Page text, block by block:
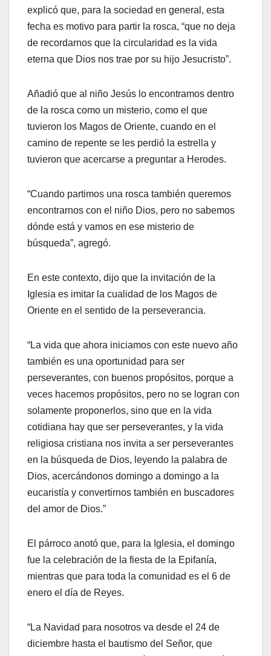
explicó que, para la sociedad en general, esta
fecha es motivo para partir la rosca, “que no deja
de recordarnos que la circularidad es la vida
eterna que Dios nos trae por su hijo Jesucristo”.
Añadió que al niño Jesús lo encontramos dentro
de la rosca como un misterio, como el que
tuvieron los Magos de Oriente, cuando en el
camino de repente se les perdió la estrella y
tuvieron que acercarse a preguntar a Herodes.
“Cuando partimos una rosca también queremos
encontrarnos con el niño Dios, pero no sabemos
dónde está y vamos en ese misterio de
búsqueda”, agregó.
En este contexto, dijo que la invitación de la
Iglesia es imitar la cualidad de los Magos de
Oriente en el sentido de la perseverancia.
“La vida que ahora iniciamos con este nuevo año
también es una oportunidad para ser
perseverantes, con buenos propósitos, porque a
veces hacemos propósitos, pero no se logran con
solamente proponerlos, sino que en la vida
cotidiana hay que ser perseverantes, y la vida
religiosa cristiana nos invita a ser perseverantes
en la búsqueda de Dios, leyendo la palabra de
Dios, acercándonos domingo a domingo a la
eucaristía y convertirnos también en buscadores
del amor de Dios.”
El párroco anotó que, para la Iglesia, el domingo
fue la celebración de la fiesta de la Epifanía,
mientras que para toda la comunidad es el 6 de
enero el día de Reyes.
“La Navidad para nosotros va desde el 24 de
diciembre hasta el bautismo del Señor, que